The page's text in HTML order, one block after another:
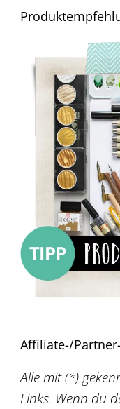
Affiliate-/
Alle mit (*)
Links. Wenn du